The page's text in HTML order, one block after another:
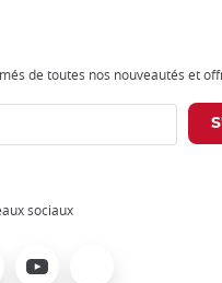
de toutes nos nouveautés et
sociaux
Youtube